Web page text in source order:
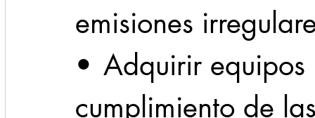
emisiones
•	Adquirir equipos para verificar el
cumplimiento de